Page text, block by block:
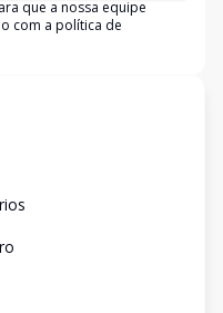
que a nossa equipe
com a política de
s